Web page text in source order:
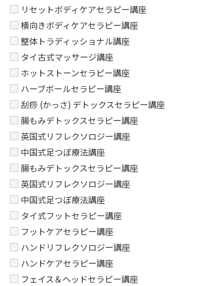
リセットボディケアセラピー講座
横向きボディケアセラピー講座
整体トラディッショナル講座
タイ古式マッサージ講座
ホットストーンセラピー講座
ハーブボールセラピー講座
刮痧 (かっさ) デトックスセラピー講座
腸もみデトックスセラピー講座
英国式リフレクソロジー講座
中国式足つぼ療法講座
腸もみデトックスセラピー講座
英国式リフレクソロジー講座
中国式足つぼ療法講座
タイ式フットセラピー講座
フットケアセラピー講座
ハンドリフレクソロジー講座
ハンドケアセラピー講座
フェイス＆ヘッドセラピー講座